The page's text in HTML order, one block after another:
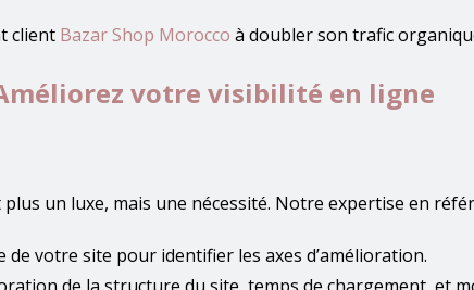
client Bazar Shop Morocco à doubler son trafic
votre visibilité en ligne
plus un luxe, mais une nécessité. Notre expertise en
de votre site pour identifier les axes d’amélioration.